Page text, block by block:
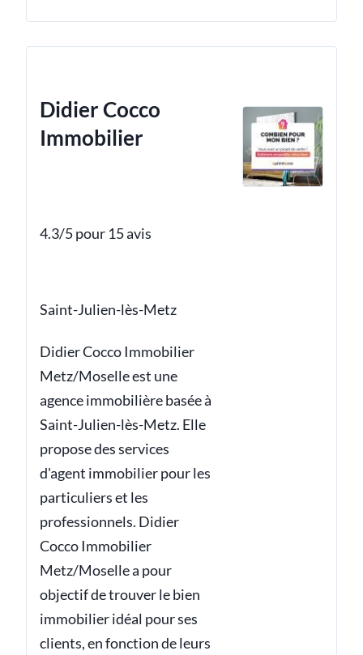
Didier Cocco
Immobilier
4.3/5 pour 15 avis
Saint-Julien-lès-Metz
Didier Cocco Immobilier
Metz/Moselle est une
agence immobilière basée à
Saint-Julien-lès-Metz. Elle
propose des services
d'agent immobilier pour les
particuliers et les
professionnels. Didier
Cocco Immobilier
Metz/Moselle a pour
objectif de trouver le bien
immobilier idéal pour ses
clients, en fonction de leurs